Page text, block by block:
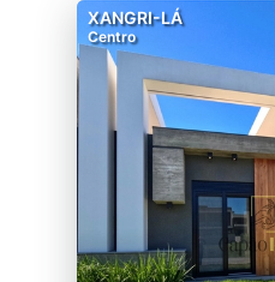
XANGRI-LÁ
Centro